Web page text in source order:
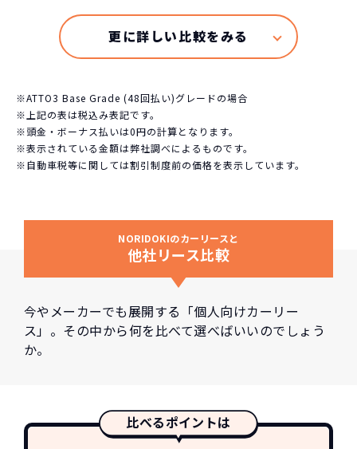
※ATTO3 Base Grade (48回払い)グレードの場合
※上記の表は税込み表記です。
※頭金・ボーナス払いは0円の計算となります。
※表示されている金額は弊社調べによるものです。
※自動車税等に関しては割引制度前の価格を表示しています。
NORIDOKIのカーリースと
他社リース比較
今やメーカーでも展開する「個人向けカーリー
ス」。その中から何を比べて選べばいいのでしょう
か。
比べるポイントは